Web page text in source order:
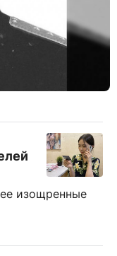
изощренные